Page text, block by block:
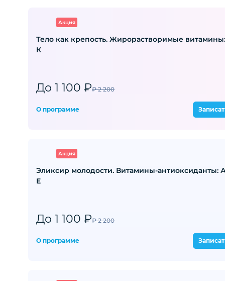
Акция
Тело как крепость. Жирорастворимые
К
До 1 100 ₽₽ 2 200
О программе
Акция
Эликсир молодости. Витамины-антиоксиданты:
Е
До 1 100 ₽₽ 2 200
О программе